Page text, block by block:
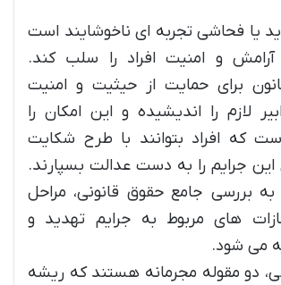
یا فحاشی تجربه ای ناخوشایند است
و امنیت افراد را سلب کند.
برای حمایت از حیثیت و امنیت
لازم را اندیشیده و این امکان را
که افراد بتوانند با طرح شکایت
این جرایم را به دست عدالت بسپارند.
به بررسی جامع حقوق قانونی، مراحل
های مربوط به جرایم تهدید و
می شود.
دو مقوله مجرمانه هستند که ریشه